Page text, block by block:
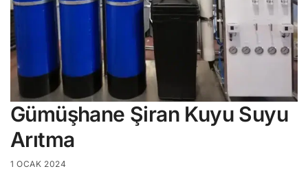
Gümüşhane Şiran Kuyu Suyu
Arıtma
1 OCAK 2024